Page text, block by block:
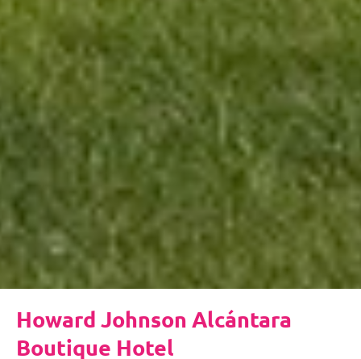
Howard Johnson Alcántara
Boutique Hotel